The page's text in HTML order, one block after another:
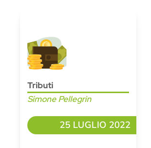
Tributi
Simone Pellegrin
25 LUGLIO 2022